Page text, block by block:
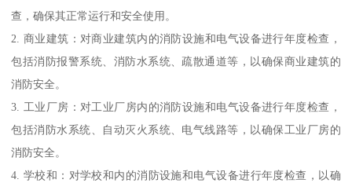
查，确保其正常运行和安全使用。
2. 商业建筑：对商业建筑内的消防设施和电气设备进行年度检查，
包括消防报警系统、消防水系统、疏散通道等，以确保商业建筑的
消防安全。
3. 工业厂房：对工业厂房内的消防设施和电气设备进行年度检查，
包括消防水系统、自动灭火系统、电气线路等，以确保工业厂房的
消防安全。
4. 学校和：对学校和内的消防设施和电气设备进行年度检查，以确